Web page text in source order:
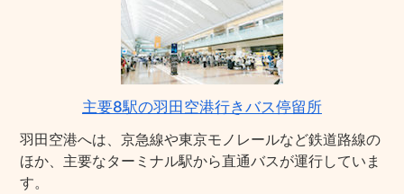
主要8駅の羽田空港行きバス停留所
羽田空港へは、京急線や東京モノレールなど鉄道路線の
ほか、主要なターミナル駅から直通バスが運行していま
す。